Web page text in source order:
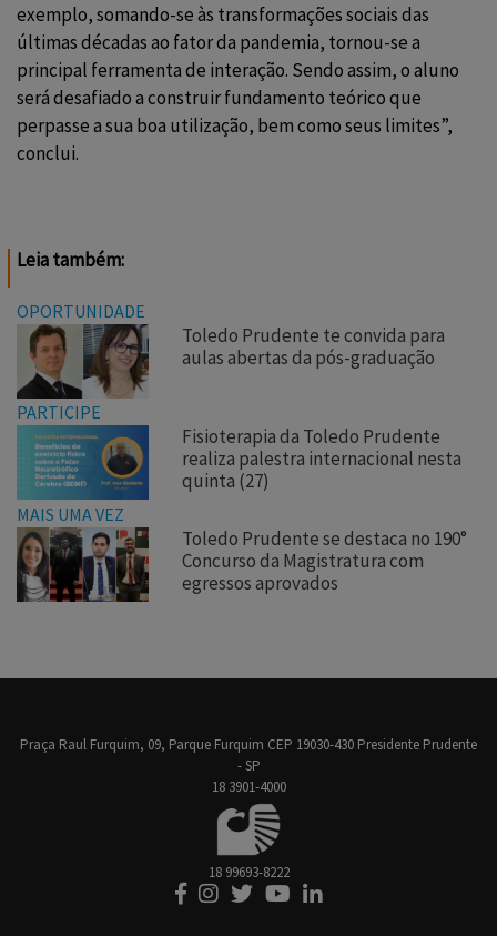
exemplo, somando-se às transformações sociais das
últimas décadas ao fator da pandemia, tornou-se a
principal ferramenta de interação. Sendo assim, o aluno
será desafiado a construir fundamento teórico que
perpasse a sua boa utilização, bem como seus limites”,
conclui.
Leia também:
OPORTUNIDADE
Toledo Prudente te convida para
aulas abertas da pós-graduação
PARTICIPE
Fisioterapia da Toledo Prudente
realiza palestra internacional nesta
quinta (27)
MAIS UMA VEZ
Toledo Prudente se destaca no 190°
Concurso da Magistratura com
egressos aprovados
Praça Raul Furquim, 09, Parque Furquim CEP 19030-430 Presidente Prudente
- SP
18 3901-4000
18 99693-8222